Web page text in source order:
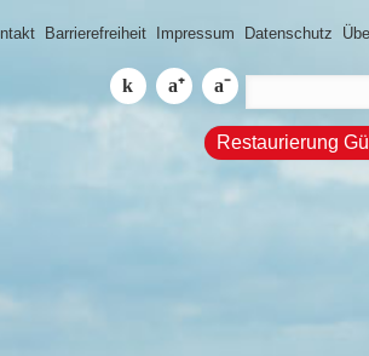
Barrierefreiheit Impressum Datenschutz
Restaurierung